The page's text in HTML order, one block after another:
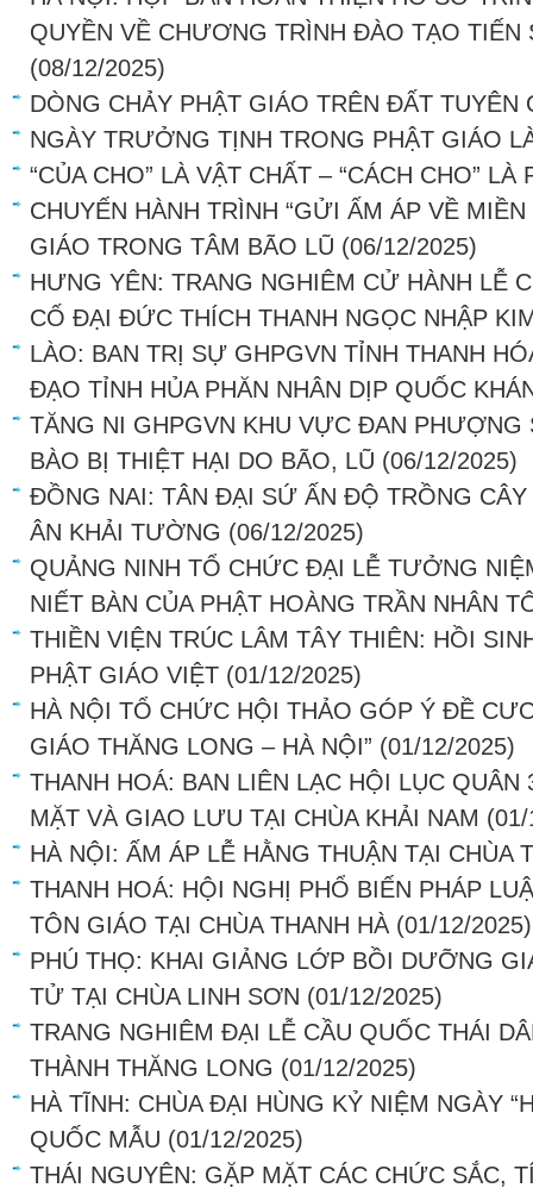
QUYỀN VỀ CHƯƠNG TRÌNH ĐÀO TẠO TIẾN
(08/12/2025)
DÒNG CHẢY PHẬT GIÁO TRÊN ĐẤT TUYÊN
NGÀY TRƯỞNG TỊNH TRONG PHẬT GIÁO
“CỦA CHO” LÀ VẬT CHẤT – “CÁCH CHO” LÀ
CHUYẾN HÀNH TRÌNH “GỬI ẤM ÁP VỀ MIỀN
GIÁO TRONG TÂM BÃO LŨ (06/12/2025)
HƯNG YÊN: TRANG NGHIÊM CỬ HÀNH LỄ
CỐ ĐẠI ĐỨC THÍCH THANH NGỌC NHẬP
LÀO: BAN TRỊ SỰ GHPGVN TỈNH THANH
ĐẠO TỈNH HỦA PHĂN NHÂN DỊP QUỐC
TĂNG NI GHPGVN KHU VỰC ĐAN PHƯỢNG
BÀO BỊ THIỆT HẠI DO BÃO, LŨ (06/12/2025)
ĐỒNG NAI: TÂN ĐẠI SỨ ẤN ĐỘ TRỒNG
ÂN KHẢI TƯỜNG (06/12/2025)
QUẢNG NINH TỔ CHỨC ĐẠI LỄ TƯỞNG
NIẾT BÀN CỦA PHẬT HOÀNG TRẦN NHÂN
THIỀN VIỆN TRÚC LÂM TÂY THIÊN: HỒI
PHẬT GIÁO VIỆT (01/12/2025)
HÀ NỘI TỔ CHỨC HỘI THẢO GÓP Ý ĐỀ
GIÁO THĂNG LONG – HÀ NỘI” (01/12/2025)
THANH HOÁ: BAN LIÊN LẠC HỘI LỤC
MẶT VÀ GIAO LƯU TẠI CHÙA KHẢI NAM
HÀ NỘI: ẤM ÁP LỄ HẰNG THUẬN TẠI CHÙA
THANH HOÁ: HỘI NGHỊ PHỔ BIẾN PHÁP
TÔN GIÁO TẠI CHÙA THANH HÀ (01/12/2025)
PHÚ THỌ: KHAI GIẢNG LỚP BỒI DƯỠNG
TỬ TẠI CHÙA LINH SƠN (01/12/2025)
TRANG NGHIÊM ĐẠI LỄ CẦU QUỐC THÁI
THÀNH THĂNG LONG (01/12/2025)
HÀ TĨNH: CHÙA ĐẠI HÙNG KỶ NIỆM NGÀY
QUỐC MẪU (01/12/2025)
THÁI NGUYÊN: GẶP MẶT CÁC CHỨC SẮC,